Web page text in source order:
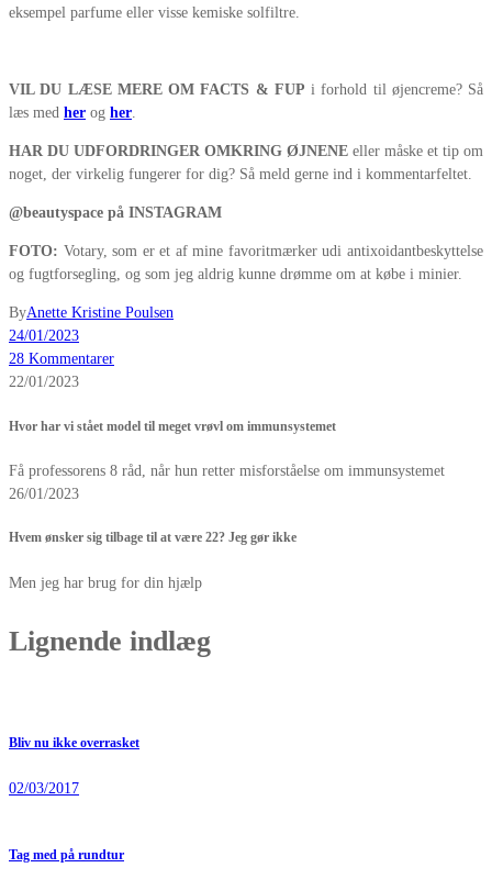
eksempel parfume eller visse kemiske solfiltre.
VIL DU LÆSE MERE OM FACTS & FUP i forhold til øjencreme? Så
læs med her og her.
HAR DU UDFORDRINGER OMKRING ØJNENE eller måske et tip om
noget, der virkelig fungerer for dig? Så meld gerne ind i kommentarfeltet.
@beautyspace på INSTAGRAM
FOTO: Votary, som er et af mine favoritmærker udi antixoidantbeskyttelse
og fugtforsegling, og som jeg aldrig kunne drømme om at købe i minier.
ByAnette Kristine Poulsen
24/01/2023
28 Kommentarer
22/01/2023
Hvor har vi stået model til meget vrøvl om immunsystemet
Få professorens 8 råd, når hun retter misforståelse om immunsystemet
26/01/2023
Hvem ønsker sig tilbage til at være 22? Jeg gør ikke
Men jeg har brug for din hjælp
Lignende indlæg
Bliv nu ikke overrasket
02/03/2017
Tag med på rundtur